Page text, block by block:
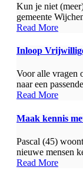
Kun je niet
gemeente
Read More
Inloop
Voor alle vragen
naar een
Read More
Maak kennis
Pascal (45)
nieuwe mensen
Read More